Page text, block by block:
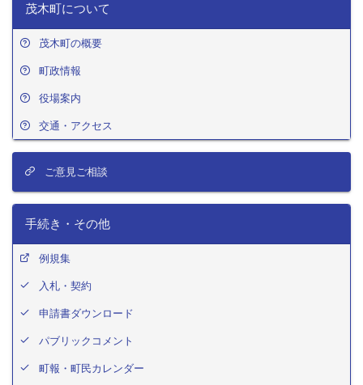
茂木町について
茂木町の概要
町政情報
役場案内
交通・アクセス
ご意見ご相談
手続き・その他
例規集
入札・契約
申請書ダウンロード
パブリックコメント
町報・町民カレンダー